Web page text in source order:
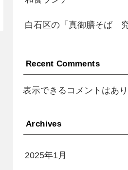
白石区の「真御膳そば
Recent Comments
表示できるコメントはあり
Archives
2025年1月